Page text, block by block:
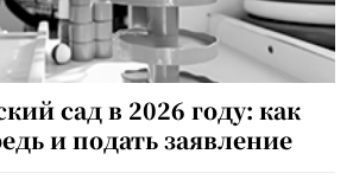
сад в 2026 году: как
и подать заявление